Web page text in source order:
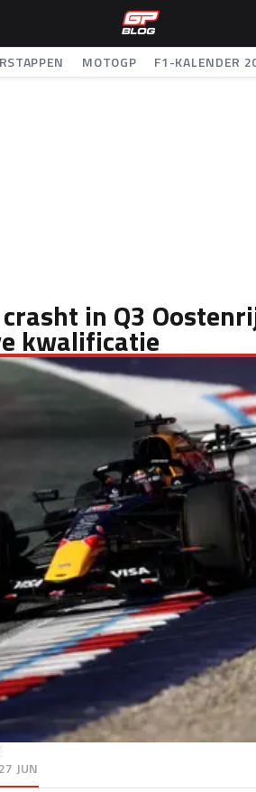
MOTOGP F1-KALENDER
in Q3
kwalificatie
JUN